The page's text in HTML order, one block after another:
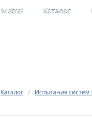
Metrel Каталог
Каталог / Испытания систем